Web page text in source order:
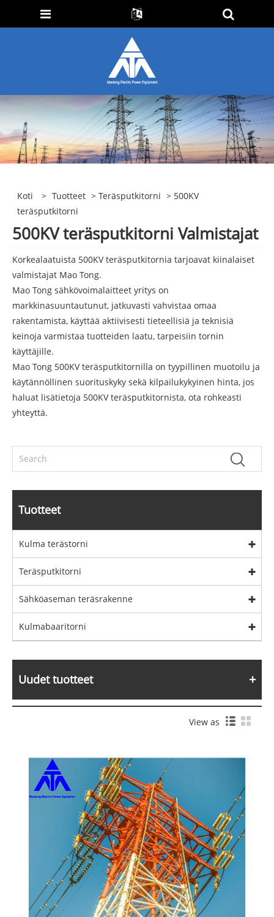
Koti > Tuotteet >Teräsputkitorni > 500KV
teräsputkitorni
500KV teräsputkitorni Valmistajat
Korkealaatuista 500KV teräsputkitornia tarjoavat kiinalaiset
valmistajat Mao Tong.
Mao Tong sähkövoimalaitteet yritys on
markkinasuuntautunut, jatkuvasti vahvistaa omaa
rakentamista, käyttää aktiivisesti tieteellisiä ja teknisiä
keinoja varmistaa tuotteiden laatu, tarpeisiin tornin
käyttäjille.
Mao Tong 500KV teräsputkitornilla on tyypillinen muotoilu ja
käytännöllinen suorituskyky sekä kilpailukykyinen hinta, jos
haluat lisätietoja 500KV teräsputkitornista, ota rohkeasti
yhteyttä.
Tuotteet
Kulma terästorni
Teräsputkitorni
Sähköaseman teräsrakenne
Kulmabaaritorni
Uudet tuotteet
View as